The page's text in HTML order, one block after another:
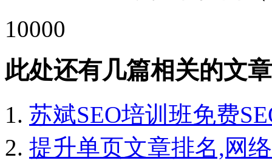
10000
此处还有几篇相关的文
苏斌SEO培训班免费
提升单页文章排名,网